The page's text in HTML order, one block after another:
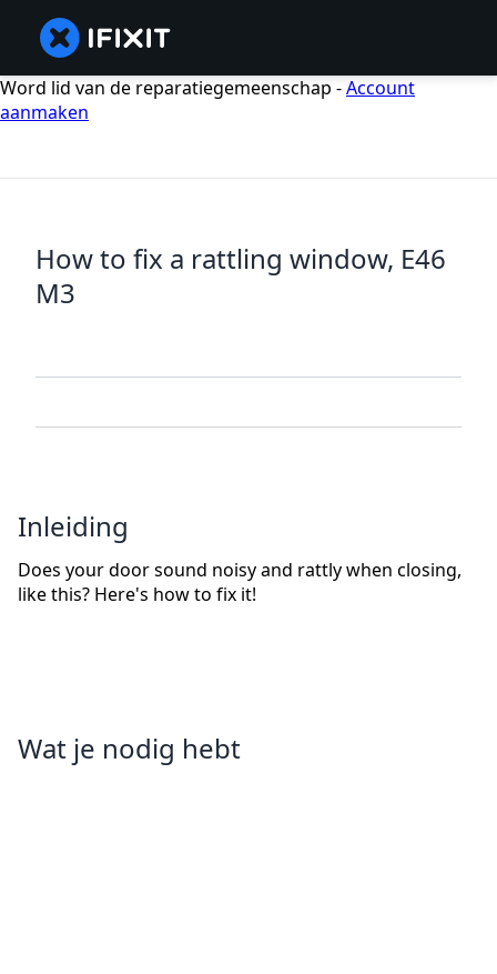
Word lid van de reparatiegemeenschap -Account
aanmaken
How to fix a rattling window, E46
M3
Inleiding
Does your door sound noisy and rattly when closing,
like this? Here's how to fix it!
Wat je nodig hebt